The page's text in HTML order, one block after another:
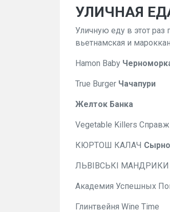
УЛИЧНАЯ
Уличную еду в этот раз
вьетнамская и
Hamon Baby
True Burger Чачапури
Желток Банка
Vegetable Killers
КЮРТОШ КАЛАЧ
ЛЬВІВСЬКІ МАНДРИКИ
Академия Успешных
Глинтвейня Wine Time